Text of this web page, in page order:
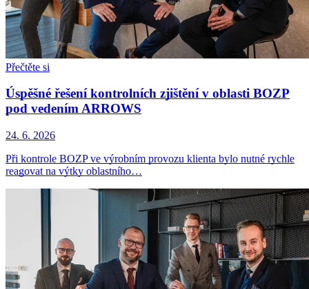
Přečtěte si
Úspěšné řešení kontrolních zjištění v oblasti BOZP
pod vedením ARROWS
24. 6. 2026
Při kontrole BOZP ve výrobním provozu klienta bylo nutné rychle
reagovat na výtky oblastního…